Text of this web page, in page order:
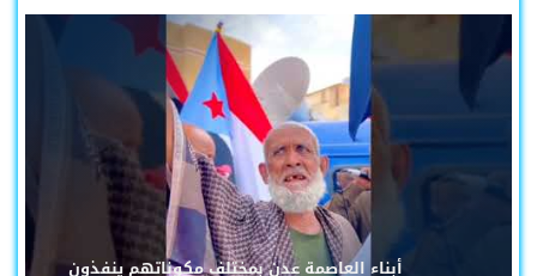
أبناء العاصمة عدن بمختلف مكوناتهم ينفذون